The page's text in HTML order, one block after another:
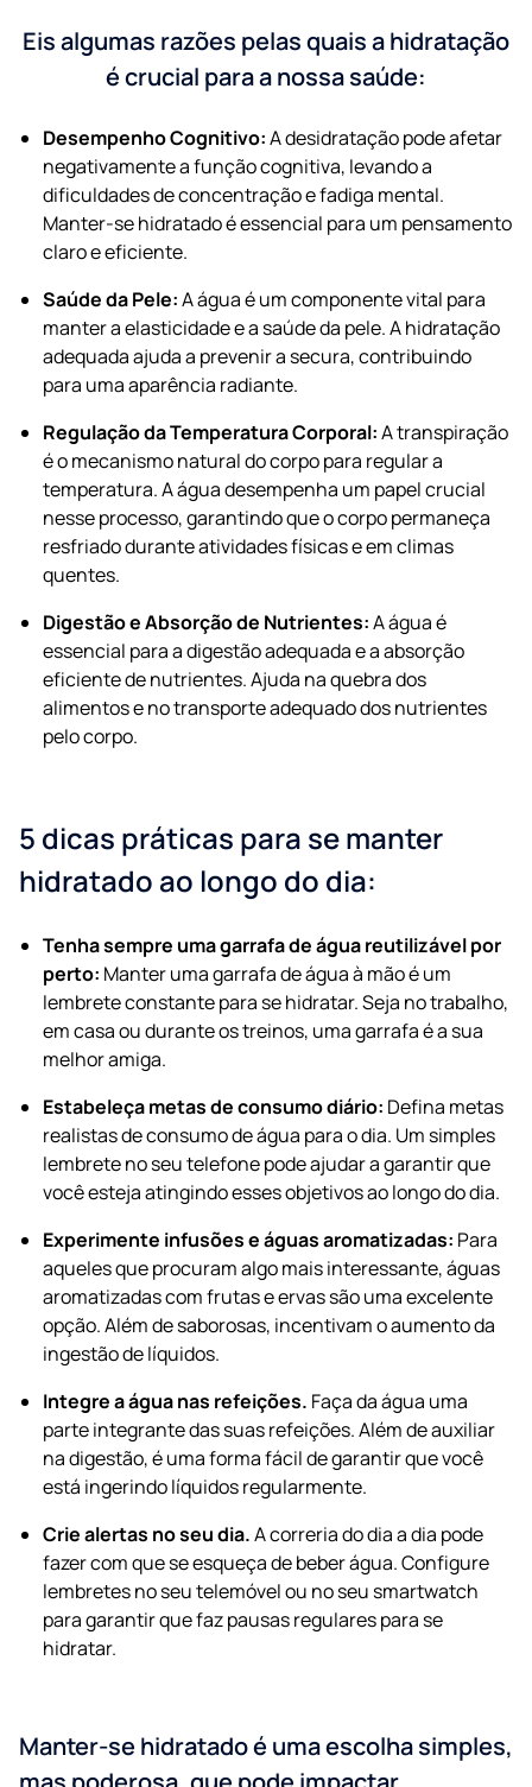
Eis algumas razões pelas quais a hidratação
é crucial para a nossa saúde:
Desempenho Cognitivo:A desidratação pode afetar
negativamente a função cognitiva, levando a
dificuldades de concentração e fadiga mental.
Manter-se hidratado é essencial para um pensamento
claro e eficiente.
Saúde da Pele:A água é um componente vital para
manter a elasticidade e a saúde da pele. A hidratação
adequada ajuda a prevenir a secura, contribuindo
para uma aparência radiante.
Regulação da Temperatura Corporal:A transpiração
é o mecanismo natural do corpo para regular a
temperatura. A água desempenha um papel crucial
nesse processo, garantindo que o corpo permaneça
resfriado durante atividades físicas e em climas
quentes.
Digestão e Absorção de Nutrientes:A água é
essencial para a digestão adequada e a absorção
eficiente de nutrientes. Ajuda na quebra dos
alimentos e no transporte adequado dos nutrientes
pelo corpo.
5 dicas práticas para se manter
hidratado ao longo do dia:
Tenha sempre uma garrafa de água reutilizável por
perto: Manter uma garrafa de água à mão é um
lembrete constante para se hidratar. Seja no trabalho,
em casa ou durante os treinos, uma garrafa é a sua
melhor amiga.
Estabeleça metas de consumo diário: Defina metas
realistas de consumo de água para o dia. Um simples
lembrete no seu telefone pode ajudar a garantir que
você esteja atingindo esses objetivos ao longo do dia.
Experimente infusões e águas aromatizadas: Para
aqueles que procuram algo mais interessante, águas
aromatizadas com frutas e ervas são uma excelente
opção. Além de saborosas, incentivam o aumento da
ingestão de líquidos.
Integre a água nas refeições. Faça da água uma
parte integrante das suas refeições. Além de auxiliar
na digestão, é uma forma fácil de garantir que você
está ingerindo líquidos regularmente.
Crie alertas no seu dia.A correria do dia a dia pode
fazer com que se esqueça de beber água. Configure
lembretes no seu telemóvel ou no seu smartwatch
para garantir que faz pausas regulares para se
hidratar.
Manter-se hidratado é uma escolha simples,